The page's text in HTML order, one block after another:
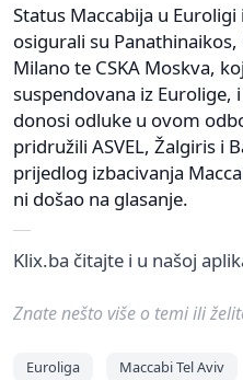
Status Maccabija u
osigurali su
Milano te CSKA Moskva,
suspendovana iz Eurolige,
donosi odluke u ovom
pridružili ASVEL, Žalgiris i
prijedlog izbacivanja
ni došao na glasanje.
Klix.ba čitajte i u našoj
Znate nešto više o temi ili
Euroliga Maccabi Tel Aviv